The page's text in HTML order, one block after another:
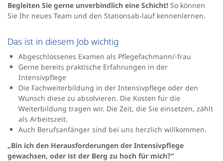
Begleiten Sie gerne unverbindlich eine Schicht! So können
Sie Ihr neues Team und den Stationsab-lauf kennenlernen.
Das ist in diesem Job wichtig
Abgeschlossenes Examen als Pflegefachmann/-frau
Gerne bereits praktische Erfahrungen in der
Intensivpflege
Die Fachweiterbildung in der Intensivpflege oder den
Wunsch diese zu absolvieren. Die Kosten für die
Weiterbildung tragen wir. Die Zeit, die Sie einsetzen, zählt
als Arbeitszeit.
Auch Berufsanfänger sind bei uns herzlich willkommen.
„Bin ich den Herausforderungen der Intensivpflege
gewachsen, oder ist der Berg zu hoch für mich?“